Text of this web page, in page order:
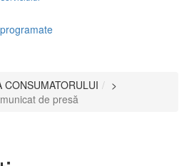
CONSUMATORULUI
>
de presă